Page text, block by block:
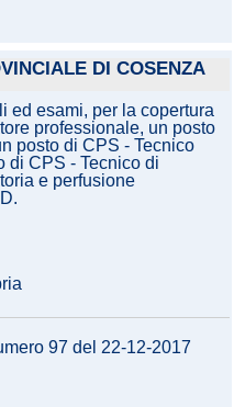
DI COSENZA
ed esami, per la copertura
professionale, un posto
posto di CPS - Tecnico
di CPS - Tecnico di
e perfusione
97 del 22-12-2017